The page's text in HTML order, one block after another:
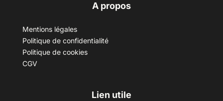
A propos
Mentions légales
Politique de confidentialité
Politique de cookies
CGV
Lien utile